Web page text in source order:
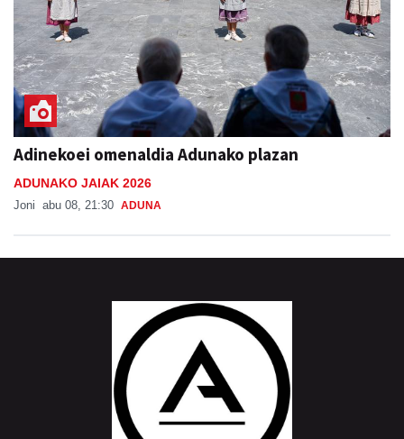
Adinekoei omenaldia Adunako plazan
ADUNAKO JAIAK 2026
Joni abu 08, 21:30 ADUNA